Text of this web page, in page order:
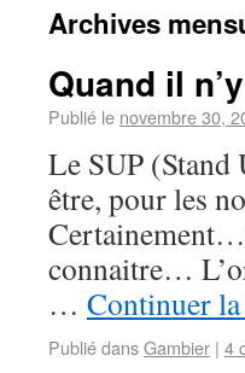
Archives
Quand il
Publié le novembre 30,
Le SUP (Stand
être, pour les
connaitre…
… Continuer
Publié dansGambier | 4